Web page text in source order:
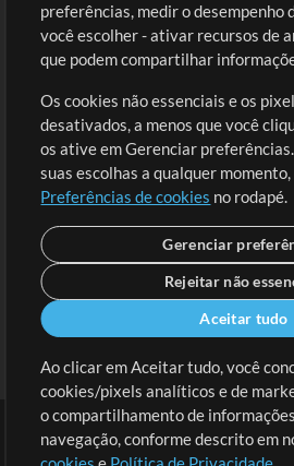
Conteúdo Grátis
Solicite uma Música
Extras
Sessões
Envie seu conteúdo
Playlist
MT Conference
Ir ao
preferências, medir o desempenho
você escolher - ativar recursos de
que podem compartilhar
Os cookies não essenciais e os
desativados, a menos que você
os ative em Gerenciar
suas escolhas a qualquer
Preferências de cookies no rodapé.
Gerenciar
Rejeitar não
Aceitar tudo
Ao clicar em Aceitar tudo, você
cookies/pixels analíticos e de
o compartilhamento de
navegação, conforme descrito em